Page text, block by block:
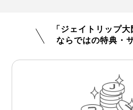
「ジェイトリップ大
ならではの特典・